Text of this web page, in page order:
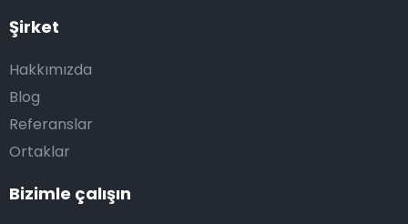
Şirket
Hakkımızda
Blog
Referanslar
Ortaklar
Bizimle çalışın